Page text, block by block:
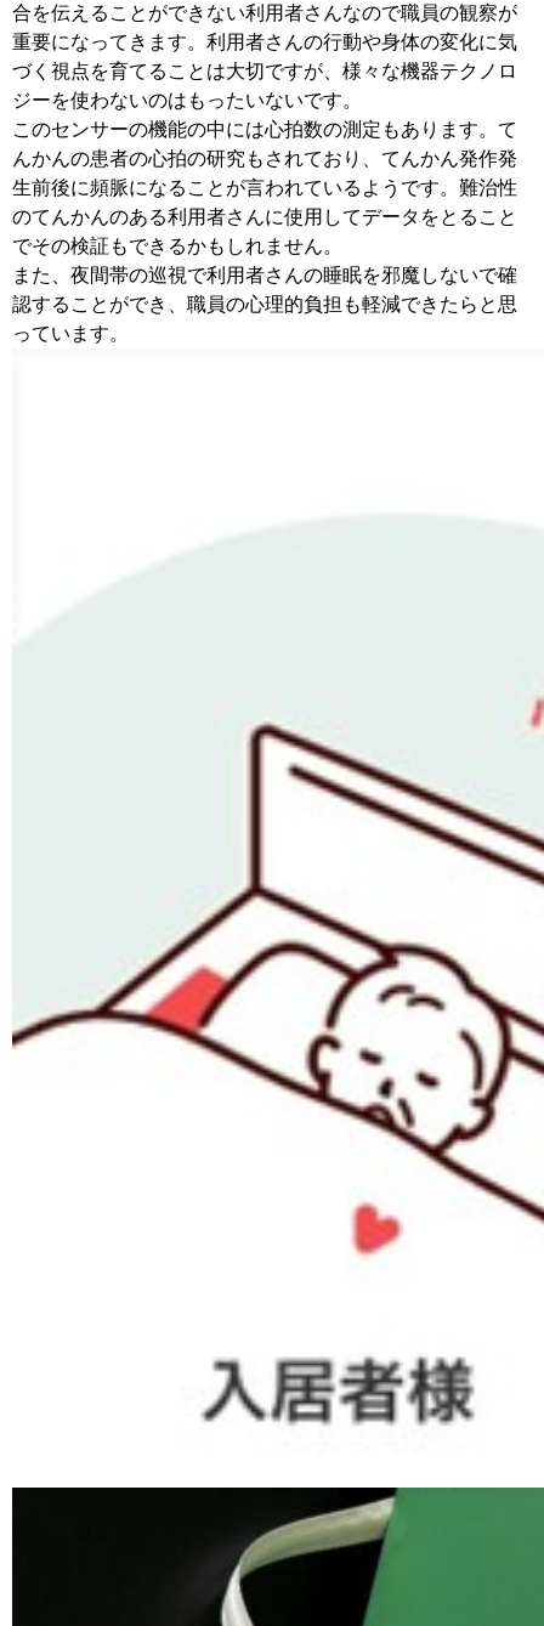
合を伝えることができない利用者さんなので職員の観察が
重要になってきます。利用者さんの行動や身体の変化に気
づく視点を育てることは大切ですが、様々な機器テクノロ
ジーを使わないのはもったいないです。
このセンサーの機能の中には心拍数の測定もあります。て
んかんの患者の心拍の研究もされており、てんかん発作発
生前後に頻脈になることが言われているようです。難治性
のてんかんのある利用者さんに使用してデータをとること
でその検証もできるかもしれません。
また、夜間帯の巡視で利用者さんの睡眠を邪魔しないで確
認することができ、職員の心理的負担も軽減できたらと思
っています。